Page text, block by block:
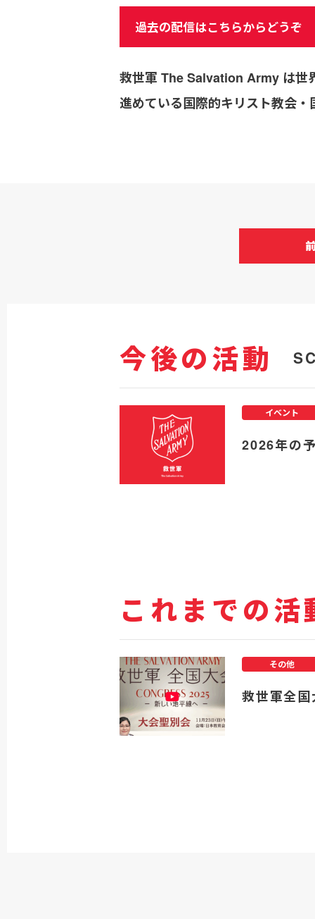
過去の配信はこちらからどうぞ
救世軍 The Salvation Army は世
進めている国際的キリスト教会
今後の活動
2026年の
イベント
これまでの活
救世軍全
その他